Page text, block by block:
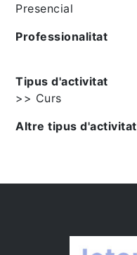
Presencial
Professionalitat
Tipus d'activitat
>> Curs
Altre tipus d'activitat